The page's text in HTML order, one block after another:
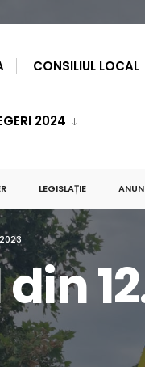
CONSILIUL LOCAL
2024
LEGISLAȚIE